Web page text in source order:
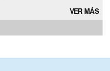
VER MÁS